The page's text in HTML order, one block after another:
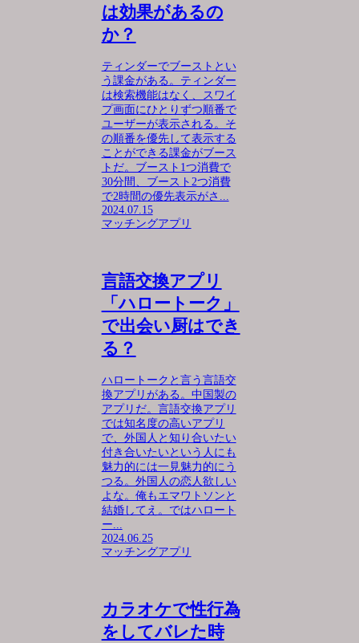
は効果があるの
か？
ティンダーでブーストとい
う課金がある。ティンダー
は検索機能はなく、スワイ
プ画面にひとりずつ順番で
ユーザーが表示される。そ
の順番を優先して表示する
ことができる課金がブース
トだ。ブースト1つ消費で
30分間、ブースト2つ消費
で2時間の優先表示がさ...
2024.07.15
マッチングアプリ
言語交換アプリ
「ハロートーク」
で出会い厨はでき
る？
ハロートークと言う言語交
換アプリがある。中国製の
アプリだ。言語交換アプリ
では知名度の高いアプリ
で、外国人と知り合いたい
付き合いたいという人にも
魅力的には一見魅力的にう
つる。外国人の恋人欲しい
よな。俺もエマワトソンと
結婚してえ。ではハロート
ー...
2024.06.25
マッチングアプリ
カラオケで性行為
をしてバレた時